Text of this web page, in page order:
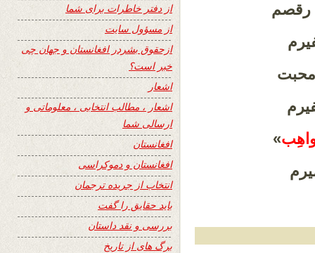
رقصم
محبت
»
از دفتر خاطرات برای شما
از مسؤول سایت
ازحقوق بشردر افغانستان و جهان چی
خبر است؟
اشعار
اشعار ، مطالب انتخابی ، معلوماتی و
ارسالی شما
افغانستان
افغانستان و دموکراسی
انتخاب از جریده ترجمان
باید حقایق را گفت
بررسی و نقد داستان
برگ های از تاریخ